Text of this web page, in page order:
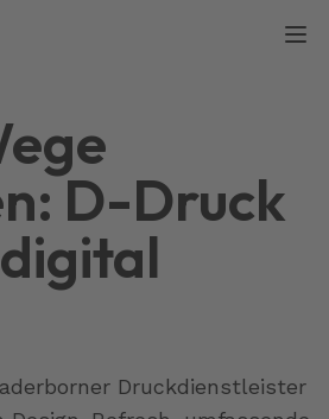
D-Druck
Druckdienstleister